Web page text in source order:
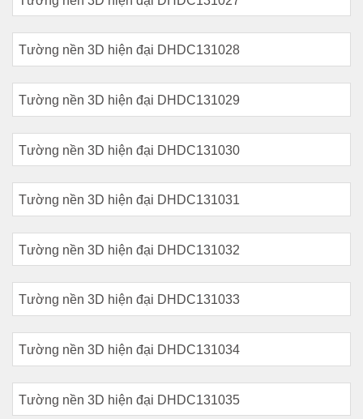
Tường nền 3D hiện đại DHDC131028
Tường nền 3D hiện đại DHDC131029
Tường nền 3D hiện đại DHDC131030
Tường nền 3D hiện đại DHDC131031
Tường nền 3D hiện đại DHDC131032
Tường nền 3D hiện đại DHDC131033
Tường nền 3D hiện đại DHDC131034
Tường nền 3D hiện đại DHDC131035